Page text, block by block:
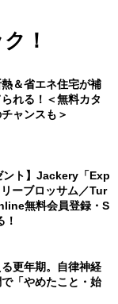
！
＆省エネ住宅が補
れる！＜無料カタ
ャンスも＞
ント】Jackery「Exp
ーブロッサム／Tur
無料会員登録・S
！
更年期。自律神経
「やめたこと・始